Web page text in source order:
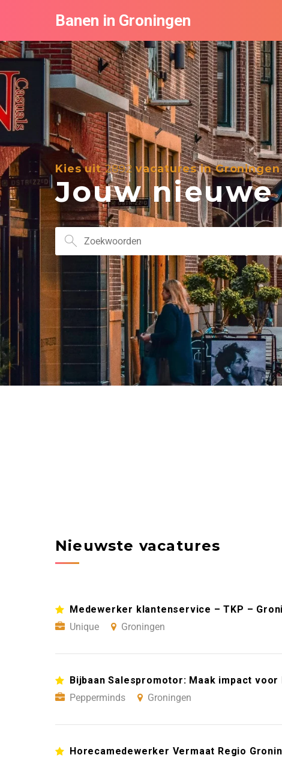
Banen in Groningen
Kies uit2892 vacatures in Groningen
Jouw
Nieuwste vacatures
Medewerker klantenservice – TKP –
Unique
Groningen
Bijbaan Salespromotor: Maak impact voor
Pepperminds
Groningen
Horecamedewerker Vermaat Regio